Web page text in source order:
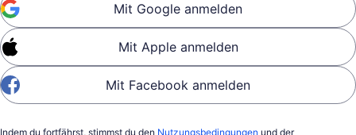
Mit Google anmelden
Mit Apple anmelden
Mit Facebook anmelden
Indem du fortfährst, stimmst du den Nutzungsbedingungen und der